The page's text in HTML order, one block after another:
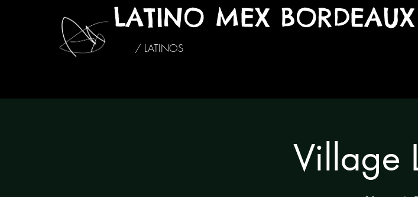
LATINO MEX BORDEAUX
/ LATINOS
Village